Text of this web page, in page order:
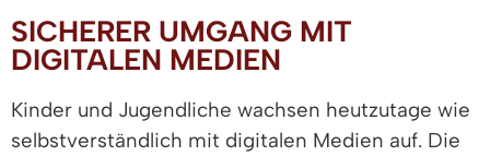
SICHERER UMGANG MIT
DIGITALEN MEDIEN
Kinder und Jugendliche wachsen heutzutage wie
selbstverständlich mit digitalen Medien auf. Die